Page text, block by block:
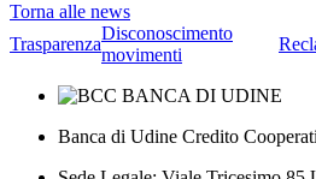
Torna alle news
Trasparenza
Disconoscimento
movimenti
Banca di Udine Credito